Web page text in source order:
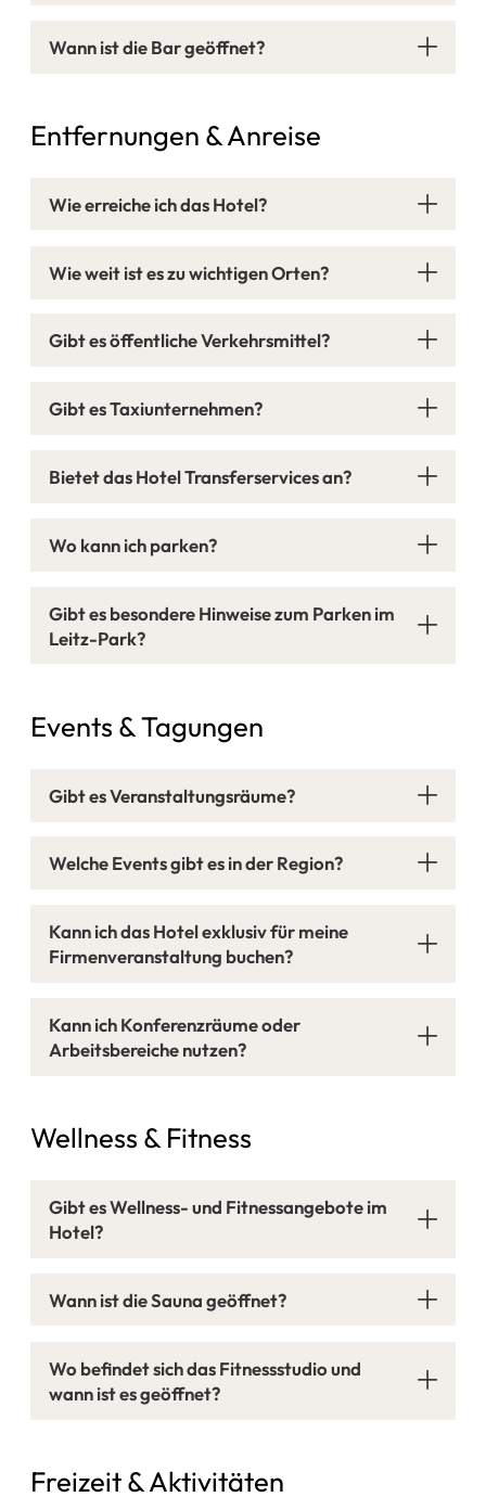
Wann ist die Bar geöffnet?
Entfernungen & Anreise
Wie erreiche ich das Hotel?
Wie weit ist es zu wichtigen Orten?
Gibt es öffentliche Verkehrsmittel?
Gibt es Taxiunternehmen?
Bietet das Hotel Transferservices an?
Wo kann ich parken?
Gibt es besondere Hinweise zum Parken im
Leitz-Park?
Events & Tagungen
Gibt es Veranstaltungsräume?
Hochzeiten
Welche Events gibt es in der Region?
Leica Welt
Kann ich das Hotel exklusiv für meine
Firmenveranstaltung buchen?
Kann ich Konferenzräume oder
Arbeitsbereiche nutzen?
Wellness & Fitness
Gibt es Wellness- und Fitnessangebote im
Hotel?
Wann ist die Sauna geöffnet?
Wo befindet sich das Fitnessstudio und
wann ist es geöffnet?
Freizeit & Aktivitäten